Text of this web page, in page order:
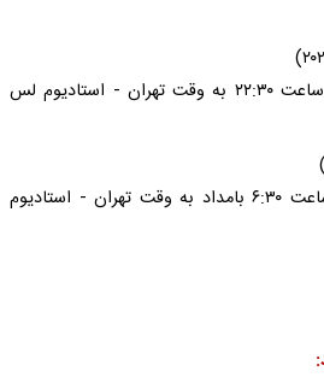
- بازی ۳۹: بلژیک - ایران - ساعت ۲۲:۳۰ به وقت تهران - استادیوم لس
- بازی ۶۳: مصر - ایران - ساعت ۶:۳۰ بامداد به وقت تهران - استادیوم